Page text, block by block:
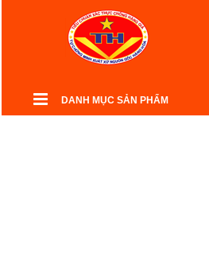
DANH MỤC SẢN PHẨM